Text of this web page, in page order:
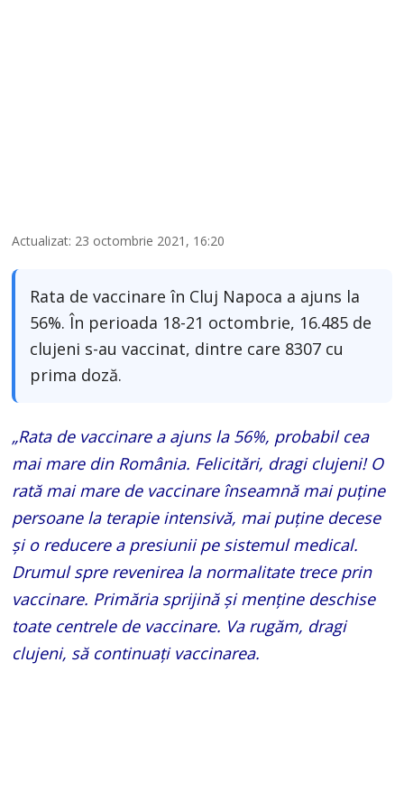
Actualizat: 23 octombrie 2021, 16:20
Rata de vaccinare în Cluj Napoca a ajuns la
56%. În perioada 18-21 octombrie, 16.485 de
clujeni s-au vaccinat, dintre care 8307 cu
prima doză.
„Rata de vaccinare a ajuns la 56%, probabil cea
mai mare din România. Felicitări, dragi clujeni! O
rată mai mare de vaccinare înseamnă mai puține
persoane la terapie intensivă, mai puține decese
și o reducere a presiunii pe sistemul medical.
Drumul spre revenirea la normalitate trece prin
vaccinare. Primăria sprijină și menține deschise
toate centrele de vaccinare. Va rugăm, dragi
clujeni, să continuați vaccinarea.